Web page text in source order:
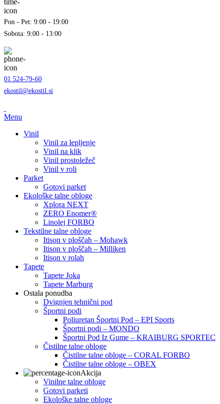
Pon - Pet: 9:00 - 19:00
Sobota: 9:00 - 13:00
01 524-79-60
ekostil@ekostil.si
Menu
Vinil
Vinil za lepljenje
Vinil na klik
Vinil prostoležeč
Vinil v roli
Parket
Gotovi parket
Ekološke talne obloge
Xplora NEXT
ZERO Enomer®
Linolej FORBO
Tekstilne talne obloge
Itison v ploščah – Mohawk
Itison v ploščah – Milliken
Itison v rolah
Tapete
Tapete Joka
Tapete Marburg
Ostala ponudba
Dvignjen tehnični pod
Športni podi
Poliuretan Športni Pod – EPI Sports
Športni podi – MONDO
Športni Pod Iz Gume – KRAIBURG SPORTEC
Čistilne talne obloge
Čistilne talne obloge – CORAL FORBO
Čistilne talne obloge – OBEX
Akcija
Vinilne talne obloge
Gotovi parketi
Ekološke talne obloge